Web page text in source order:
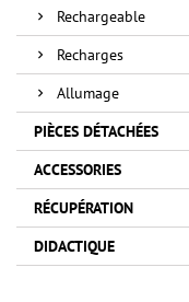
Rechargeable
Recharges
Allumage
PIÈCES DÉTACHÉES
ACCESSORIES
RÉCUPÉRATION
DIDACTIQUE